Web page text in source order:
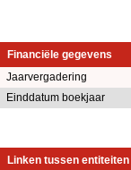
Financiële gegevens
Jaarvergadering
Einddatum boekjaar
Linken tussen entiteiten